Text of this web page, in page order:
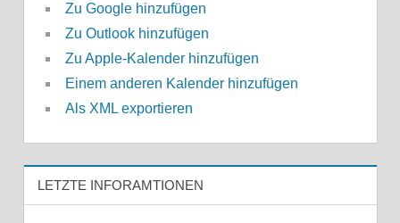
Zu Google hinzufügen
Zu Outlook hinzufügen
Zu Apple-Kalender hinzufügen
Einem anderen Kalender hinzufügen
Als XML exportieren
LETZTE INFORAMTIONEN